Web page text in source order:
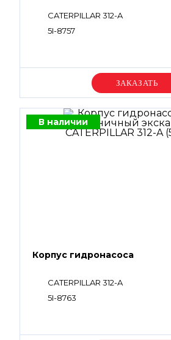
CATERPILLAR 312-A
5I-8757
Уточняйте цену
В наличии
Корпус гидронасоса
CATERPILLAR 312-A
5I-8763